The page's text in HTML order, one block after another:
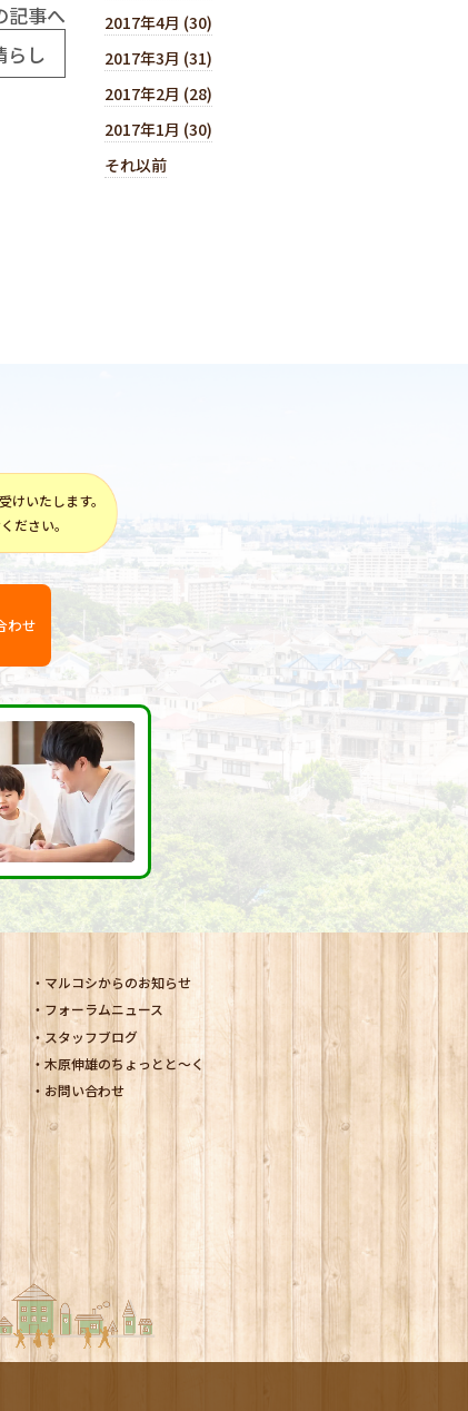
記事へ
し
2017年4月 (30)
2017年3月 (31)
2017年2月 (28)
2017年1月 (30)
それ以前
いたします。
ださい。
わせ
マルコシからのお知らせ
フォーラムニュース
スタッフブログ
木原伸雄のちょっとと～く
お問い合わせ